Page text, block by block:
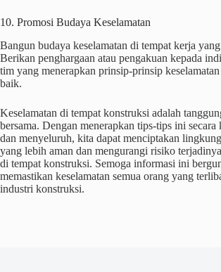
10. Promosi Budaya Keselamatan
Bangun budaya keselamatan di tempat kerja
Berikan penghargaan atau pengakuan kepada
tim yang menerapkan prinsip-prinsip keselamatan
baik.
Keselamatan di tempat konstruksi adalah
bersama. Dengan menerapkan tips-tips ini secara
dan menyeluruh, kita dapat menciptakan
yang lebih aman dan mengurangi risiko
di tempat konstruksi. Semoga informasi ini
memastikan keselamatan semua orang yang
industri konstruksi.